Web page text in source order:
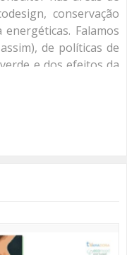
conservação
Falamos
de políticas de
e dos efeitos da